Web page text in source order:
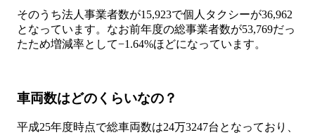
そのうち法人事業者数が15,923で個人タクシーが36,962
となっています。なお前年度の総事業者数が53,769だっ
たため増減率として−1.64%ほどになっています。
車両数はどのくらいなの？
平成25年度時点で総車両数は24万3247台となっており、